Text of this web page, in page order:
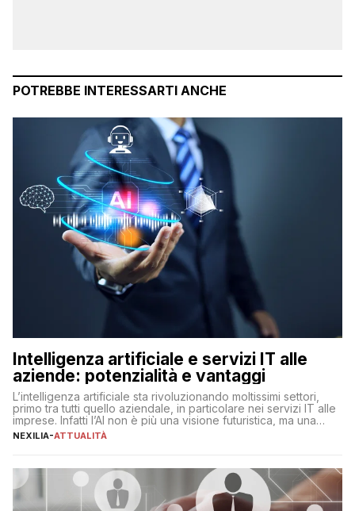
POTREBBE INTERESSARTI ANCHE
Intelligenza artificiale e servizi IT alle
aziende: potenzialità e vantaggi
L’intelligenza artificiale sta rivoluzionando moltissimi settori,
primo tra tutti quello aziendale, in particolare nei servizi IT alle
imprese. Infatti l’AI non è più una visione futuristica, ma una
realtà operativa che sta portando a un cambio significativo in
operazioni, bensì comporta […]
NEXILIA-ATTUALITÀ